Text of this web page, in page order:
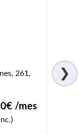
261,
€ /mes
❯